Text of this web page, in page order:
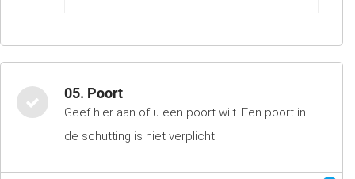
05. Poort
Geef hier aan of u een poort wilt. Een poort in
de schutting is niet verplicht.